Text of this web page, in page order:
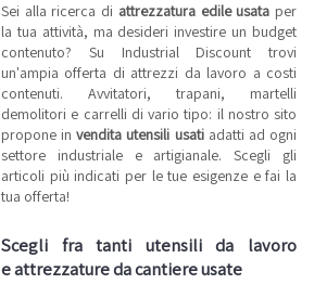
Sei alla ricerca di attrezzatura edile usata per
la tua attività, ma desideri investire un budget
contenuto? Su Industrial Discount trovi
un'ampia offerta di attrezzi da lavoro a costi
contenuti. Avvitatori, trapani, martelli
demolitori e carrelli di vario tipo: il nostro sito
propone invendita utensili usatiadatti ad ogni
settore industriale e artigianale. Scegli gli
articoli più indicati per le tue esigenze e fai la
tua offerta!
Scegli fra tanti utensili da lavoro
e attrezzature da cantiere usate